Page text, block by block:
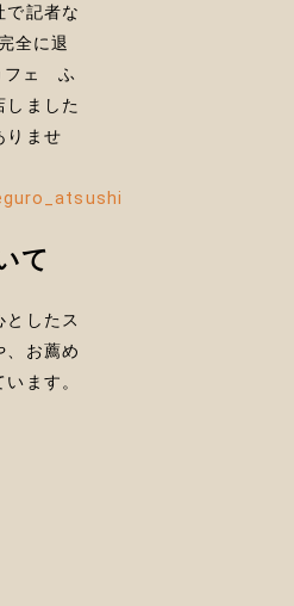
で記者な
全に退
フェ ふ
しました
りませ
て
としたス
、お薦め
ます。